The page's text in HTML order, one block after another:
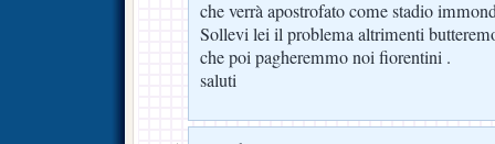
che verrà apostrofato come stadio
Sollevi lei il problema altrimenti
che poi pagheremmo noi fiorentini .
saluti